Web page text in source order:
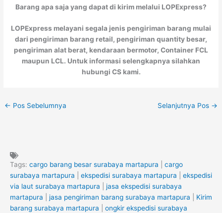
Barang apa saja yang dapat di kirim melalui LOPExpress?
LOPExpress melayani segala jenis pengiriman barang mulai
dari pengiriman barang retail, pengiriman quantity besar,
pengiriman alat berat, kendaraan bermotor, Container FCL
maupun LCL. Untuk informasi selengkapnya silahkan
hubungi CS kami.
← Pos Sebelumnya Selanjutnya Pos →
Tags: cargo barang besar surabaya martapura
cargo
surabaya martapura
ekspedisi surabaya martapura
ekspedisi
via laut surabaya martapura
jasa ekspedisi surabaya
martapura
jasa pengiriman barang surabaya martapura
Kirim
barang surabaya martapura
ongkir ekspedisi surabaya